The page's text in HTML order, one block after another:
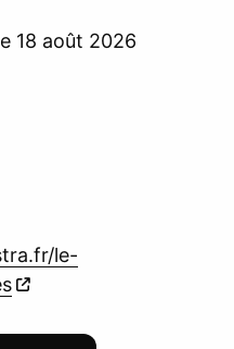
18 août 2026
le-